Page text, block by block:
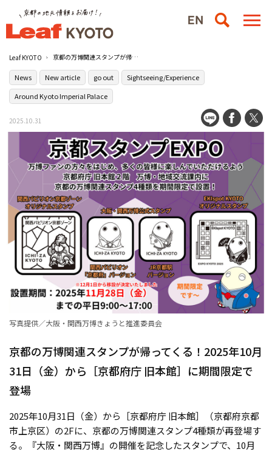
Leaf KYOTO 京都の万博関連スタンプが帰ってくる！2025年10月31日（金）から［京都府庁 旧本館］に期間限定で登場
News New article go out
Sightseeing/Experience
Around Kyoto Imperial Palace
2025.10.31
写真提供／大阪・関西万博きょうと推進委員会
京都の万博関連スタンプが帰ってくる！2025年10月
31日（金）から［京都府庁 旧本館］に期間限定で
登場
2025年10月31日（金）から［京都府庁 旧本館］（京都府京都
市上京区）の2Fに、京都の万博関連スタンプ4種類が再登場す
る。『大阪・関西万博』の開催を記念したスタンプで、10月